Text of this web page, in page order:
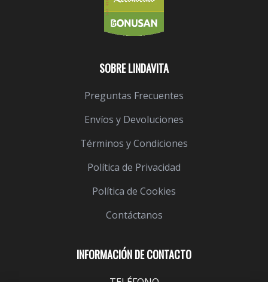
INFORMACIÓN DE CONTACTO
TELÉFONO
SOBRE LINDAVITA
Preguntas Frecuentes
Envíos y Devoluciones
Términos y Condiciones
Política de Privacidad
Política de Cookies
Contáctanos